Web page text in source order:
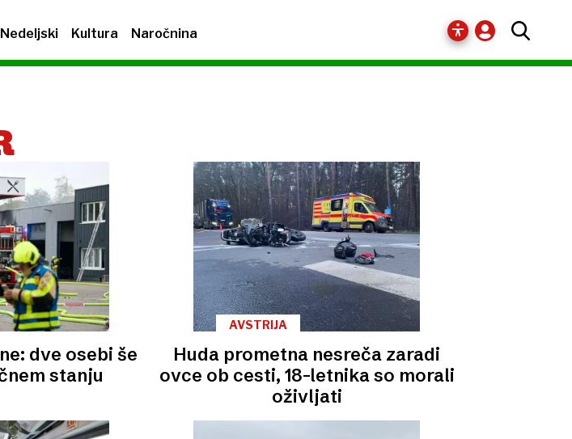
Nedeljski Kultura Naročnina
dve osebi še
stanju
AVSTRIJA
Huda prometna nesreča zaradi
ovce ob cesti, 18-letnika so morali
oživljati